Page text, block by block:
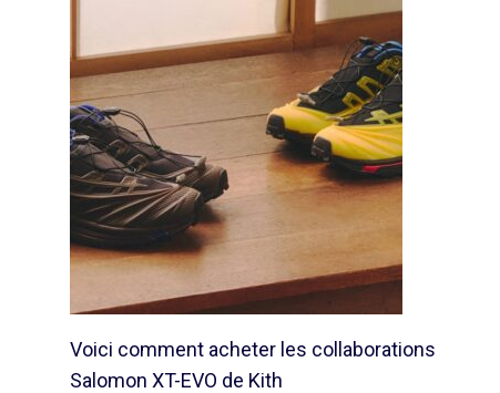
Voici comment acheter les collaborations
Salomon XT-EVO de Kith